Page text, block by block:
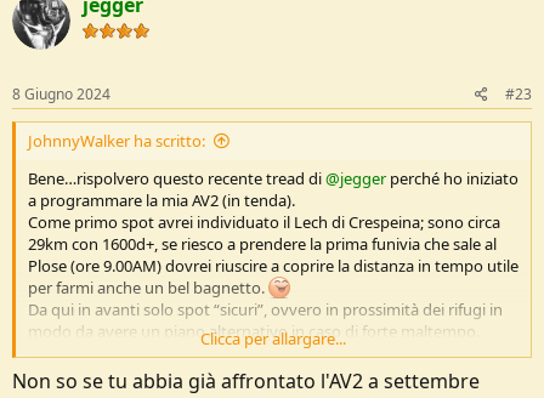
8 Giugno 2024 #23
JohnnyWalker ha scritto:
Bene…rispolvero questo recente tread di@jeggerperché ho iniziato
a programmare la mia AV2 (in tenda).
Come primo spot avrei individuato il Lech di Crespeina; sono circa
29km con 1600d+, se riesco a prendere la prima funivia che sale al
Plose (ore 9.00AM) dovrei riuscire a coprire la distanza in tempo utile
per farmi anche un bel bagnetto.
Da qui in avanti solo spot “sicuri”, ovvero in prossimità dei rifugi in
modo da avere un piano alternativo in caso di forte maltempo.
Per il secondo spot sonomolto indecisoe vorrei un vostro
suggerimento. Affrontare la Marmolada è fuori discussione quindi
Clicca per allargare...
Non so se tu abbia già affrontato l'AV2 a settembre